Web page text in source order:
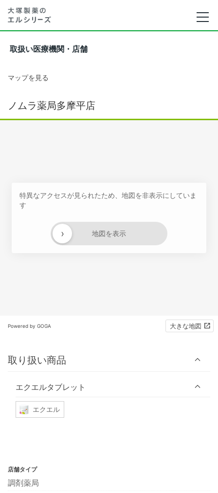
取扱い医療機関・店舗
マップを見る
ノムラ薬局多摩平店
特異なアクセスが見られたため、地図を非表示にしていま
す
地図を表示
›
Powered by GOGA 大きな地図
取り扱い商品
エクエルタブレット
エクエル
店舗タイプ
調剤薬局